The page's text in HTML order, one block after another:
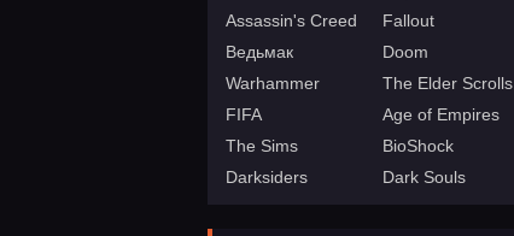
Assassin's Creed
Fallout
Ведьмак
Doom
Warhammer
The Elder Scrolls
FIFA
Age of Empires
The Sims
BioShock
Darksiders
Dark Souls